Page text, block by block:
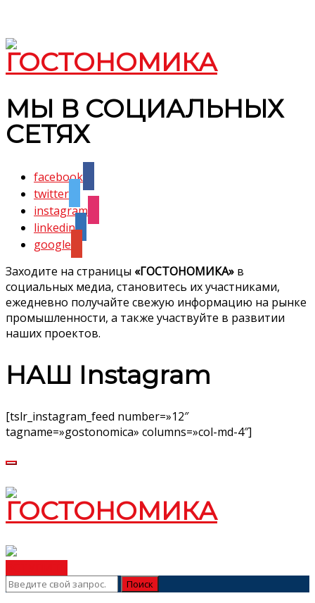
МЫ В СОЦИАЛЬНЫХ
СЕТЯХ
facebook
twitter
instagram
linkedin
google
Заходите на страницы «ГОСТОНОМИКА» в
социальных медиа, становитесь их участниками,
ежедневно получайте свежую информацию на рынке
промышленности, а также участвуйте в развитии
наших проектов.
НАШ Instagram
[tslr_instagram_feed number=»12″
tagname=»gostonomica» columns=»col-md-4″]